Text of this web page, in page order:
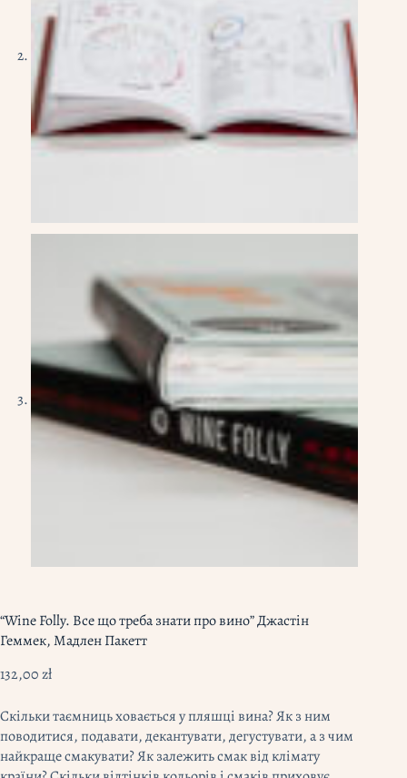
“Wine Folly. Все що треба знати про вино” Джастін
Геммек, Мадлен Пакетт
132,00zł
Скільки таємниць ховається у пляшці вина? Як з ним
поводитися, подавати, декантувати, дегус­тувати, а з чим
найкраще смакувати? Як залежить смак від клімату